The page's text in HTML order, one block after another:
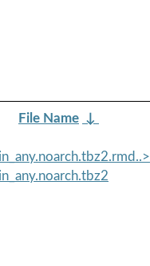
File Name ↓